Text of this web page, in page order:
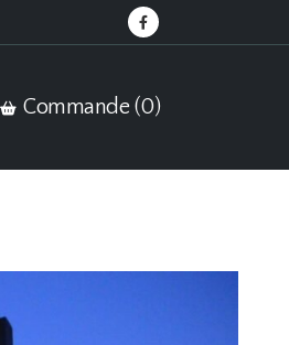
Commande (0)